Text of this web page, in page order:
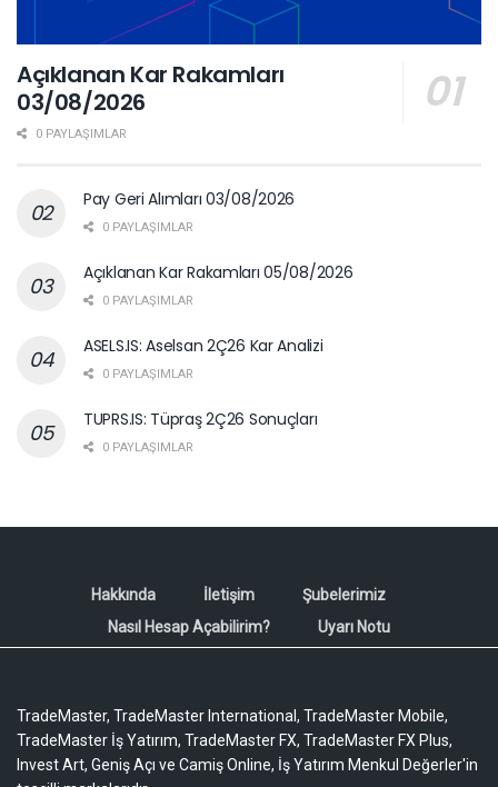
Açıklanan Kar Rakamları
03/08/2026
0 PAYLAŞIMLAR
Pay Geri Alımları 03/08/2026
0 PAYLAŞIMLAR
Açıklanan Kar Rakamları 05/08/2026
0 PAYLAŞIMLAR
ASELS.IS: Aselsan 2Ç26 Kar Analizi
0 PAYLAŞIMLAR
TUPRS.IS: Tüpraş 2Ç26 Sonuçları
0 PAYLAŞIMLAR
Hakkında İletişim
Şubelerimiz
Nasıl Hesap Açabilirim?
Uyarı Notu
TradeMaster, TradeMaster International, TradeMaster Mobile,
TradeMaster İş Yatırım, TradeMaster FX, TradeMaster FX Plus,
Invest Art, Geniş Açı ve Camiş Online, İş Yatırım Menkul Değerler'in